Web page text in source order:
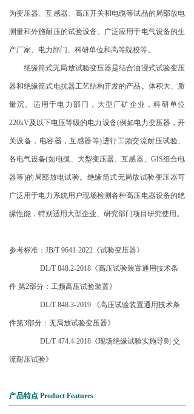
为变压器、互感器、高压开关和电缆等试品的局部放电
测量和外施耐压的试验设备。广泛应用于电气设备的生
产厂家、电力部门、科研单位和高等院校等。
绝缘筒式无局放试验变压器是结合油浸式试验变压
器和绝缘筒式电抗器工艺结构开发的产品。体积大、质
量沉。适用于电力部门，大型厂矿企业，科研单位
220kV及以下电压等级的电力设备(例如电力变压器，开
关设备，电容器，互感器等)进行工频交流耐压试验、
各电气设备(如电缆、大型变压器、互感器、GIS组合电
器等)的局部放电试验。绝缘筒式无局放试验变压器可
广泛用于电力系统用户现场检测各种高压电器设备的绝
缘性能，特别适用大型企业、研究部门项目研究使用。
参考标准：JB/T 9641-2022《试验变压器》
DL/T 848.2-2018《高压试验装置通用技术条
件 第2部分：工频高压试验装置》
DL/T 848.3-2019 《高压试验装置通用技术条
件第3部分：无局放试验变压器》
DL/T 474.4-2018《现场绝缘试验实施导则 交
流耐压试验》
产品特点 Product Features